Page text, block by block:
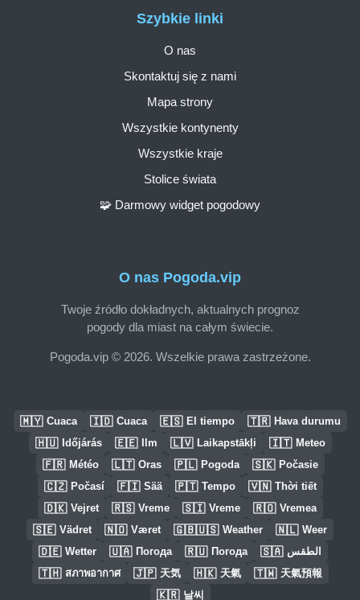
O nas Pogoda.vip
Twoje źródło dokładnych, aktualnych prognoz
pogody dla miast na całym świecie.
Pogoda.vip © 2026. Wszelkie prawa zastrzeżone.
Szybkie linki
O nas
Skontaktuj się z nami
Mapa strony
Wszystkie kontynenty
Wszystkie kraje
Stolice świata
🧩 Darmowy widget pogodowy
🇲🇾 Cuaca 🇮🇩 Cuaca 🇪🇸 El tiempo 🇹🇷 Hava durumu
🇭🇺 Időjárás 🇪🇪 Ilm 🇱🇻 Laikapstākļi 🇮🇹 Meteo
🇫🇷 Météo 🇱🇹 Oras 🇵🇱 Pogoda 🇸🇰 Počasie
🇨🇿 Počasí 🇫🇮 Sää 🇵🇹 Tempo 🇻🇳 Thời tiết
🇩🇰 Vejret 🇷🇸 Vreme 🇸🇮 Vreme 🇷🇴 Vremea
🇸🇪 Vädret 🇳🇴 Været 🇬🇧🇺🇸 Weather 🇳🇱 Weer
🇩🇪 Wetter 🇺🇦 Погода 🇷🇺 Погода 🇸🇦 الطقس
🇹🇭 สภาพอากาศ 🇯🇵 天気 🇭🇰 天氣 🇹🇼 天氣預報
🇰🇷 날씨